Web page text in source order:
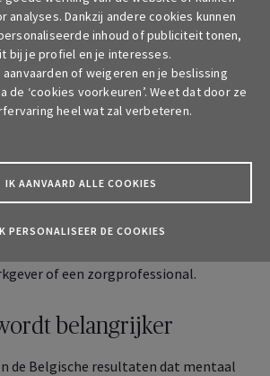
voor iedereen. Via een korte
tool naar drie overkoepelende
aan het algemene mentale
minder dan tien minuten. Na afloop
een persoonlijk rapport met een
en suggesties om gericht bij te
diagnose en vervangt geen
maar wil mensen wel helpen om hun
te begrijpen en sneller het
of een zorgprofessional.
belangrijker
de Belgische resultaten dat mentaal
analyses. Dankzij andere cookies kunnen
inhoud of publiciteit tonen,
bij je profiel en je interesses.
of weigeren en je beslissing
de ‘cookies voorkeuren’. Weet dat door ze
heel wat zal verbeteren.
IK AANVAARD ALLE COOKIES
PERSONALISEER DE COOKIES